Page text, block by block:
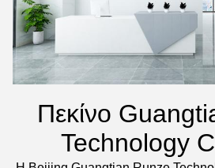
Πεκίνο
Technology